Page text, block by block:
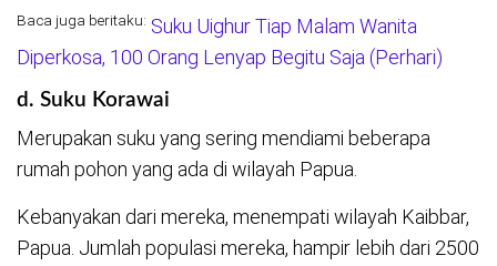
Baca juga beritaku: Suku Uighur Tiap Malam Wanita
Diperkosa, 100 Orang Lenyap Begitu Saja (Perhari)
d. Suku Korawai
Merupakan suku yang sering mendiami beberapa
rumah pohon yang ada di wilayah Papua.
Kebanyakan dari mereka, menempati wilayah Kaibbar,
Papua. Jumlah populasi mereka, hampir lebih dari 2500